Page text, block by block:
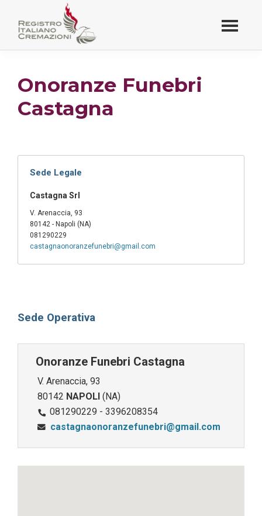
contenuto
principaleRegistro Italiano
Onoranze Funebri
Castagna
Sede Legale
Castagna Srl
V. Arenaccia, 93
80142 - Napoli (NA)
081290229
castagnaonoranzefunebri@gmail.com
Sede Operativa
Onoranze Funebri Castagna
V. Arenaccia, 93
80142 NAPOLI (NA)
081290229 - 3396208354
castagnaonoranzefunebri@gmail.com